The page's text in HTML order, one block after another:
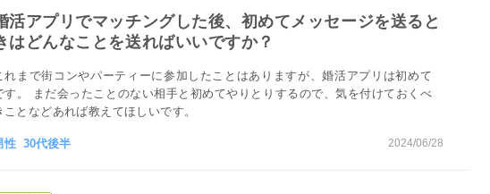
活アプリでマッチングした後、初めてメッセージを送ると
はどんなことを送ればいいですか？
れまで街コンやパーティーに参加したことはありますが、婚活アプリは初めて
す。 まだ会ったことのない相手と初めてやりとりするので、気を付けておくべ
ことなどあれば教えてほしいです。
性 30代後半 2024/06/28